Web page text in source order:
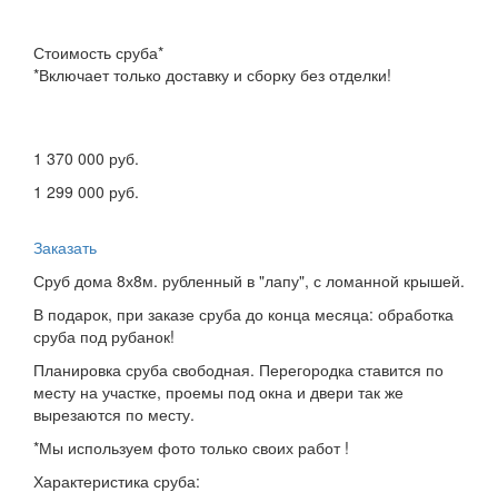
Стоимость сруба*
*Включает только доставку и сборку без отделки!
1 370 000 руб.
1 299 000 руб.
Заказать
Сруб дома 8х8м. рубленный в "лапу", с ломанной крышей.
В подарок, при заказе сруба до конца месяца: обработка
сруба под рубанок!
Планировка сруба свободная. Перегородка ставится по
месту на участке, проемы под окна и двери так же
вырезаются по месту.
*Мы используем фото только своих работ !
Характеристика сруба: